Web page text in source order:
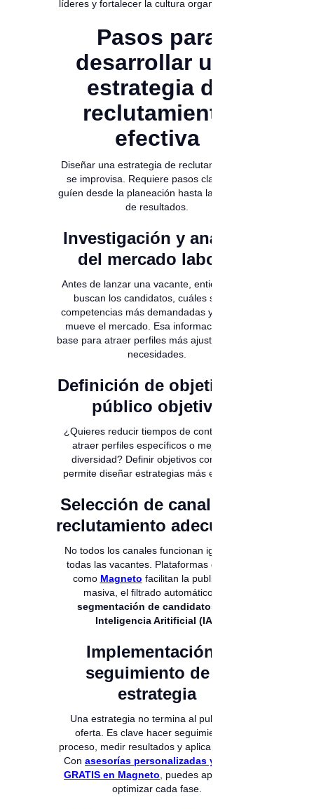
líderes y fortalecer la cultura organizacional.
Pasos para
desarrollar una
estrategia de
reclutamiento
efectiva
Diseñar una estrategia de reclutamiento no
se improvisa. Requiere pasos claros que
guíen desde la planeación hasta la medición
de resultados.
Investigación y análisis
del mercado laboral
Antes de lanzar una vacante, entiende qué
buscan los candidatos, cuáles son las
competencias más demandadas y cómo se
mueve el mercado. Esa información es la
base para atraer perfiles más ajustados a tus
necesidades.
Definición de objetivos y
público objetivo
¿Quieres reducir tiempos de contratación,
atraer perfiles específicos o mejorar la
diversidad? Definir objetivos concretos
permite diseñar estrategias más efectivas.
Selección de canales de
reclutamiento adecuados
No todos los canales funcionan igual para
todas las vacantes. Plataformas digitales
como Magneto facilitan la publicación
masiva, el filtrado automático y la
segmentación de candidatos con
Inteligencia Aritificial (IA).
Implementación y
seguimiento de la
estrategia
Una estrategia no termina al publicar la
oferta. Es clave hacer seguimiento al
proceso, medir resultados y aplicar mejoras.
Con asesorías personalizadas y demos
GRATIS en Magneto , puedes aprender a
optimizar cada fase.